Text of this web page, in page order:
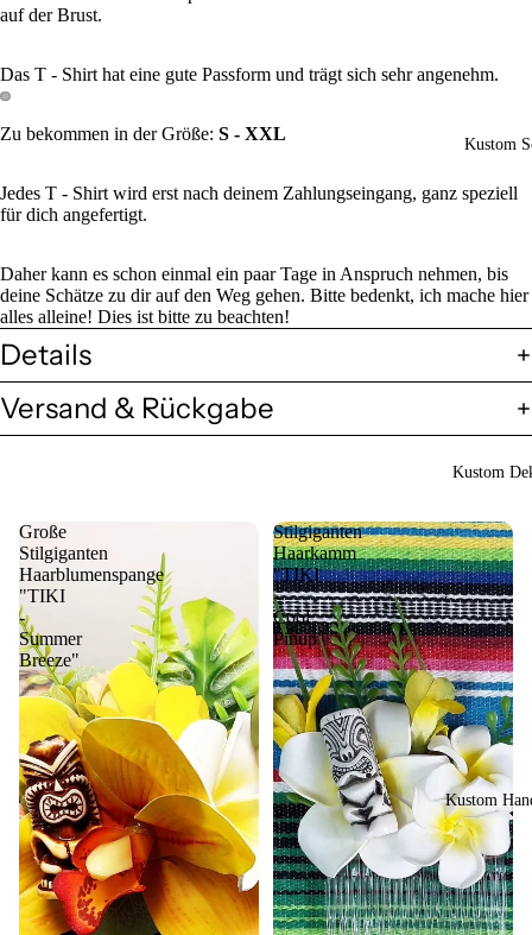
Kustom
Kustom
Kustom
auf der Brust.
Das T - Shirt hat eine gute Passform und trägt sich sehr angenehm.
Zu bekommen in der Größe: S - XXL
Jedes T - Shirt wird erst nach deinem Zahlungseingang, ganz speziell
für dich angefertigt.
Daher kann es schon einmal ein paar Tage in Anspruch nehmen, bis
deine Schätze zu dir auf den Weg gehen. Bitte bedenkt, ich mache hier
alles alleine! Dies ist bitte zu beachten!
Details
Versand & Rückgabe
Große
Stilgiganten
Haarblumenspange
"TIKI
-
Summer
Breeze"
Stilgiganten
Haarkamm
"TIKI
-
Cool
Pinup"